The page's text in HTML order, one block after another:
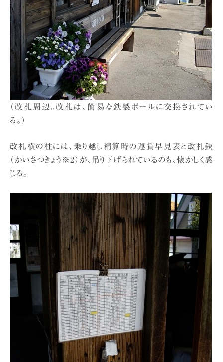
（改札周辺。改札は、簡易な鉄製ポールに交換されてい
る。）
改札横の柱には、乗り越し精算時の運賃早見表と改札鋏
（かいさつきょう※2）が、吊り下げられているのも、懐かしく感
じる。